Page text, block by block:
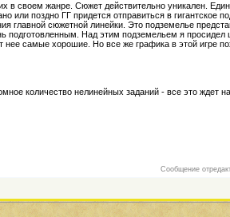
в своем жанре. Сюжет действительно уникален.
или поздно ГГ придется отправиться в гигантское
главной сюжетной линейки. Это подземелье
подготовленным. Над этим подземельем я просидел
самые хорошие. Но все же графика в этой игре
количество нелинейных заданий - все это ждет
Сообщение